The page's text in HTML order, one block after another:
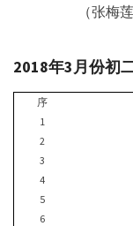
（张梅
2018年3月份初
序
1
2
3
4
5
6